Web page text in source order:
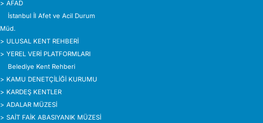
>AFAD
İstanbul İl Afet ve Acil Durum
Müd.
> ULUSAL KENT REHBERİ
>YEREL VERİ PLATFORMLARI
Belediye Kent Rehberi
> KAMU DENETÇİLİĞİ KURUMU
> KARDEŞ KENTLER
>ADALAR MÜZESİ
>SAİT FAİK ABASIYANIK MÜZESİ